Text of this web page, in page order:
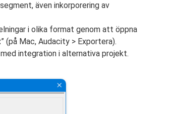
även inkorporering av
i olika format genom att öppna
” (på Mac, Audacity > Exportera).
integration i alternativa projekt.